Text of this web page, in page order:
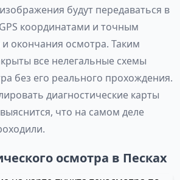
будут передаваться в
координатами и точным
окончания осмотра. Таким
все нелегальные схемы
без его реального прохождения.
диагностические карты
что на самом деле
осмотра в Песках